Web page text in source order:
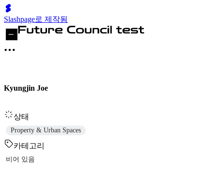
Slashpage로 제작됨
Kyungjin Joe
상태
Property & Urban Spaces
카테고리
비어 있음